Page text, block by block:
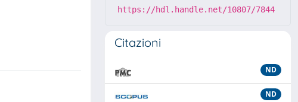
https://hdl.handle.net/10807/7844
Citazioni
ND
ND